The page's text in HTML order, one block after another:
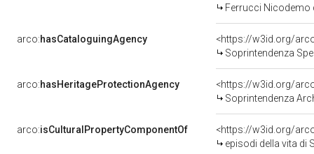
Ferrucci Nicodemo
arco:hasCataloguingAgency
<https://w3id.org/
Soprintendenza
arco:hasHeritageProtectionAgency
<https://w3id.org/
Soprintendenza
arco:isCulturalPropertyComponentOf
<https://w3id.org/
episodi della vita di